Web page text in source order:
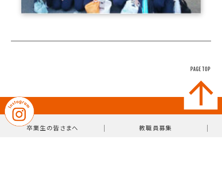
卒業生の皆さまへ ｜ 教職員募集 ｜
PAGE TOP